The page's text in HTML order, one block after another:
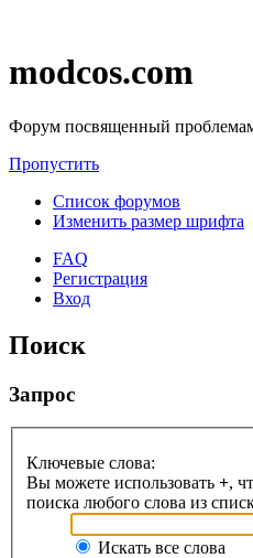
modcos.com
Форум посвященный
Пропустить
Список форумов
Изменить размер шрифта
FAQ
Регистрация
Вход
Поиск
Запрос
Ключевые слова:
Вы можете использовать +,
поиска любого слова из
Искать все слова